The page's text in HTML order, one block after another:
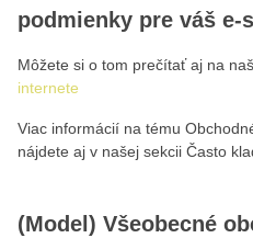
podmienky pre váš e-
Môžete si o tom prečítať aj na
internete
Viac informácií na tému
nájdete aj v našej sekcii Často
(Model) Všeobecné